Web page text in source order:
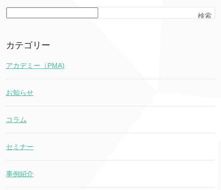
検索
カテゴリー
アカデミー（PMA)
お知らせ
コラム
セミナー
事例紹介